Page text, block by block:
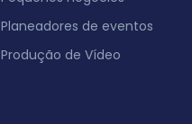
Planeadores de eventos
Produção de Vídeo